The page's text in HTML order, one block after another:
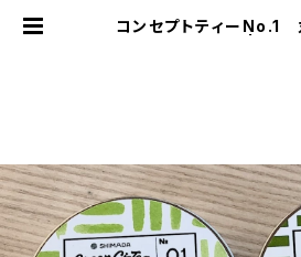
コンセプトティーNo.1